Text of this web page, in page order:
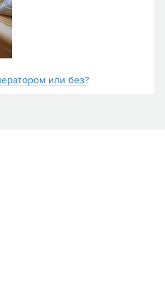
или без?